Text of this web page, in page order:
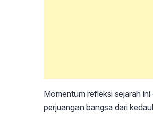
Momentum refleksi sejarah
perjuangan bangsa dari